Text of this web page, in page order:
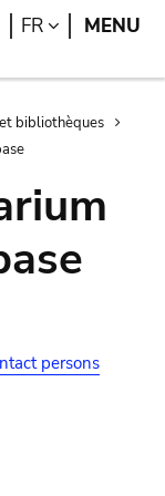
Search
FR LANGUAGE
MENU
bibliothèques
persons